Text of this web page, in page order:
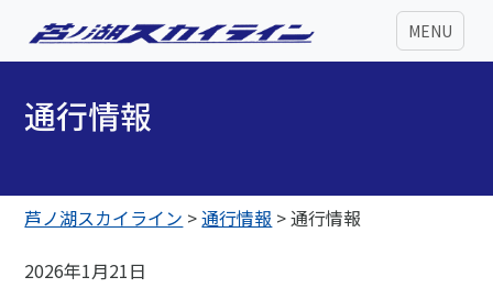
MENU
通行情報
芦ノ湖スカイライン >通行情報 >通行情報
2026年1月21日